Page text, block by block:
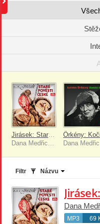
Jirásek: Staré pověsti české
Dana Medřická, Radovan Lukavský, Luděk Munzar
Filtr Názvu
Dana
MP3 69